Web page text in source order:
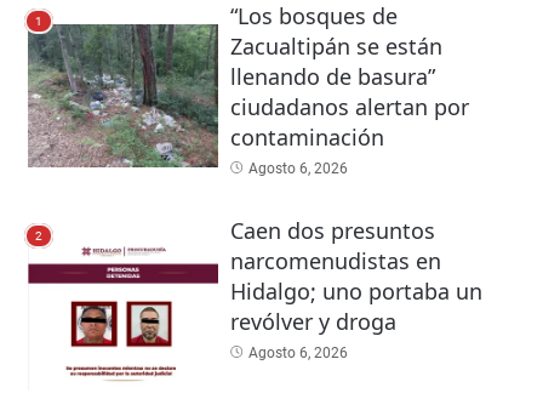
1
“Los bosques de
Zacualtipán se están
llenando de basura”
ciudadanos alertan por
contaminación
Agosto 6, 2026
2
Caen dos presuntos
narcomenudistas en
Hidalgo; uno portaba un
revólver y droga
Agosto 6, 2026